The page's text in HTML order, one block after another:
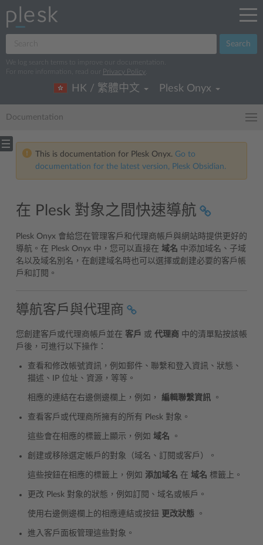
Search
We log search terms to improve our documentation.
For more information, read our
Privacy Policy
HK / 繁體中文 Plesk Onyx
Documentation
This is documentation for Plesk Onyx. Go to
documentation for the latest version, Plesk Obsidian.
在 Plesk 對象之間快速導航
Plesk Onyx 會給您在管理客戶和代理商帳戶與網站時提供更好的
導航。在 Plesk Onyx 中，您可以直接在 域名 中添加域名、子域
名以及域名別名，在創建域名時也可以選擇或創建必要的客戶帳
戶和訂閱。
導航客戶與代理商
您創建客戶或代理商帳戶並在 客戶 或 代理商 中的清單點按該帳
戶後，可進行以下操作：
查看和修改帳號資訊，例如郵件、聯繫和登入資訊、狀態、
描述、IP 位址、資源，等等。
相應的連結在右邊側邊欄上，例如， 編輯聯繫資訊 。
查看客戶或代理商所擁有的所有 Plesk 對象。
這些會在相應的標籤上顯示，例如 域名 。
創建或移除選定帳戶的對象（域名、訂閱或客戶）。
這些按鈕在相應的標籤上，例如 添加域名 在 域名 標籤上。
更改 Plesk 對象的狀態，例如訂閱、域名或帳戶。
使用右邊側邊欄上的相應連結或按鈕 更改狀態 。
進入客戶面板管理這些對象。